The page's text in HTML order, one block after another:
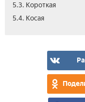
5.3. Короткая
5.4. Косая